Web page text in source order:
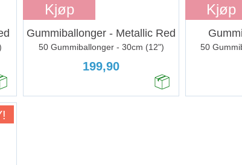
Kjøp
Gummiballonger - Metallic Red
50 Gummiballonger - 30cm (12")
199,90
Kjøp
50